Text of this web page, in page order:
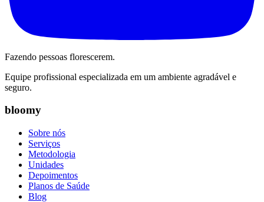
Fazendo pessoas florescerem.
Equipe profissional especializada em um ambiente agradável e
seguro.
bloomy
Sobre nós
Serviços
Metodologia
Unidades
Depoimentos
Planos de Saúde
Blog